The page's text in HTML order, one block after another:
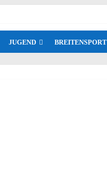
JUGEND BREITENSPORT